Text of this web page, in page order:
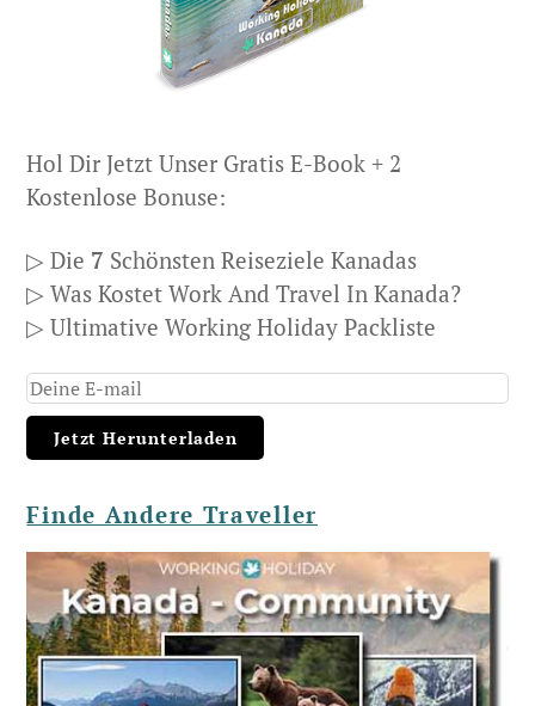
Hol Dir Jetzt Unser Gratis E-Book + 2
Kostenlose Bonuse:
▷ Die 7 Schönsten Reiseziele Kanadas
▷ Was Kostet Work And Travel In Kanada?
▷ Ultimative Working Holiday Packliste
Finde Andere Traveller